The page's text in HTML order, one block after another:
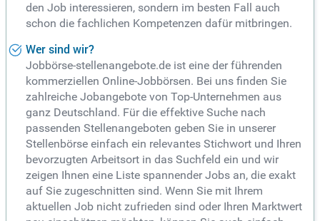
den Job interessieren, sondern im besten Fall auch
schon die fachlichen Kompetenzen dafür mitbringen.
Wer sind wir?
Jobbörse-stellenangebote.de ist eine der führenden
kommerziellen Online-Jobbörsen. Bei uns finden Sie
zahlreiche Jobangebote von Top-Unternehmen aus
ganz Deutschland. Für die effektive Suche nach
passenden Stellenangeboten geben Sie in unserer
Stellenbörse einfach ein relevantes Stichwort und Ihren
bevorzugten Arbeitsort in das Suchfeld ein und wir
zeigen Ihnen eine Liste spannender Jobs an, die exakt
auf Sie zugeschnitten sind. Wenn Sie mit Ihrem
aktuellen Job nicht zufrieden sind oder Ihren Marktwert